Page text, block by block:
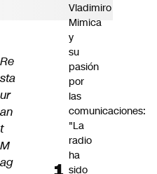
Re
sta
ur
an
t
M
ag
Vladimiro
Mimica
y
su
pasión
por
las
comunicaciones:
"La
radio
ha
sido